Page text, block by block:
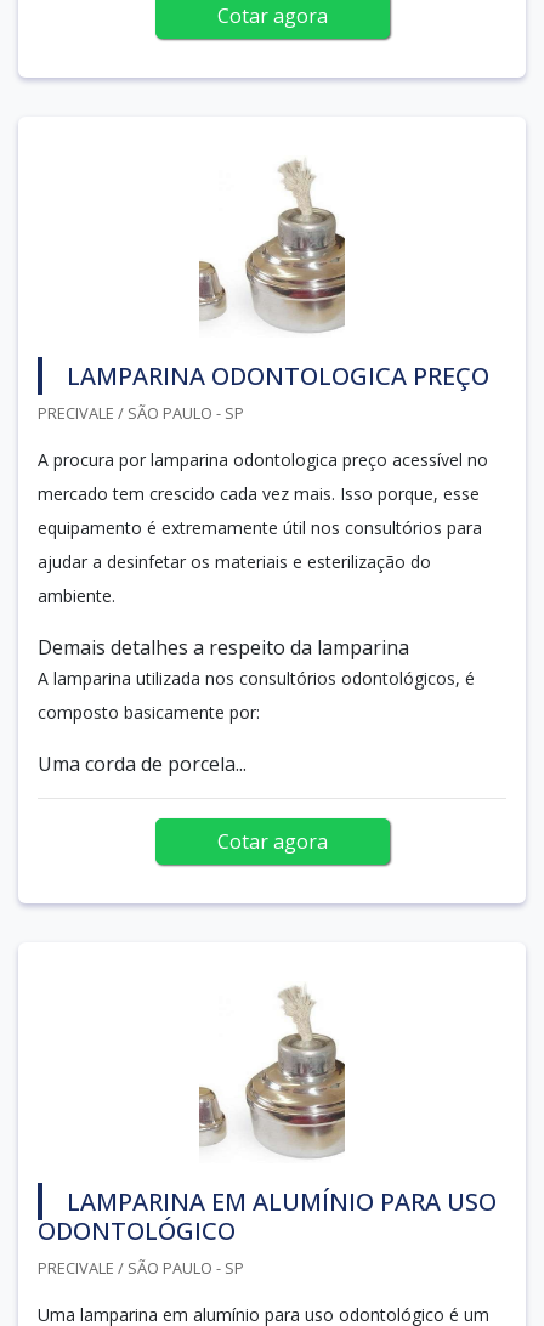
Cotar agora
LAMPARINA ODONTOLOGICA PREÇO
PRECIVALE / SÃO PAULO - SP
A procura por lamparina odontologica preço acessível no
mercado tem crescido cada vez mais. Isso porque, esse
equipamento é extremamente útil nos consultórios para
ajudar a desinfetar os materiais e esterilização do
ambiente.
Demais detalhes a respeito da lamparina
A lamparina utilizada nos consultórios odontológicos, é
composto basicamente por:
Uma corda de porcela...
Cotar agora
LAMPARINA EM ALUMÍNIO PARA USO
ODONTOLÓGICO
PRECIVALE / SÃO PAULO - SP
Uma lamparina em alumínio para uso odontológico é um